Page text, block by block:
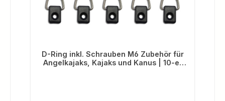
D-Ring inkl. Schrauben M6 Zubehör für
Angelkajaks, Kajaks und Kanus | 10-er